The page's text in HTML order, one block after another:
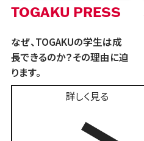
TOGAKU PRESS
なぜ、TOGAKUの学生は成
長できるのか？その理由に迫
ります。
詳しく見る